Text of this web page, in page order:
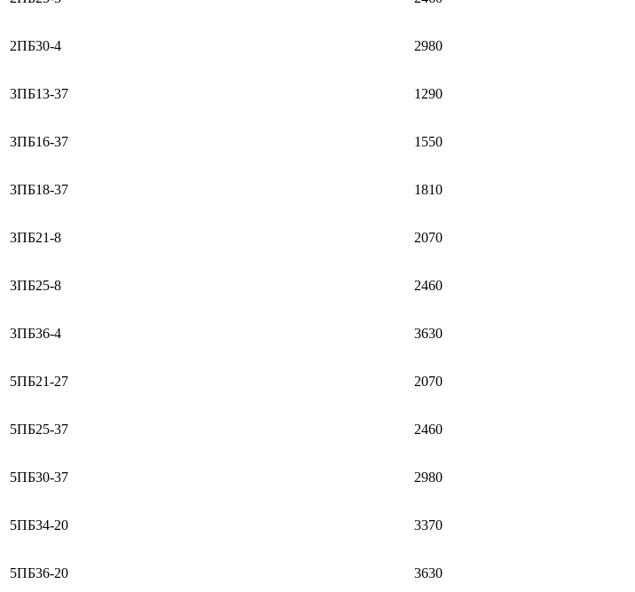
2ПБ30-4 2980
3ПБ13-37 1290
3ПБ16-37 1550
3ПБ18-37 1810
3ПБ21-8 2070
3ПБ25-8 2460
3ПБ36-4 3630
5ПБ21-27 2070
5ПБ25-37 2460
5ПБ30-37 2980
5ПБ34-20 3370
5ПБ36-20 3630